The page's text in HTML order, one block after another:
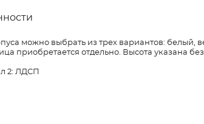
можно выбрать из трех вариантов: белый,
приобретается отдельно. Высота указана
2: ЛДСП